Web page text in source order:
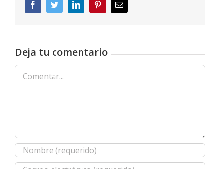
FacebookTwitterLinkedInPinterestCorreo
electrónico
Deja tu comentario
Comentar